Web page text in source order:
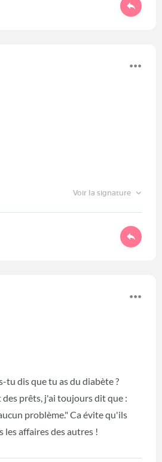
Voir la signature
tu dis que tu as du diabète ?
des prêts, j'ai toujours dit que :
problème." Ca évite qu'ils
les affaires des autres !